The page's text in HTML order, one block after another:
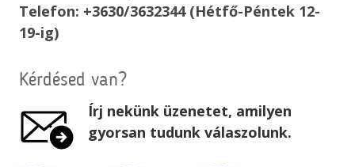
Telefon: +3630/3632344 (Hétfő-Péntek 12-
19-ig)
Kérdésed van?
Írj nekünk üzenetet, amilyen
gyorsan tudunk válaszolunk.